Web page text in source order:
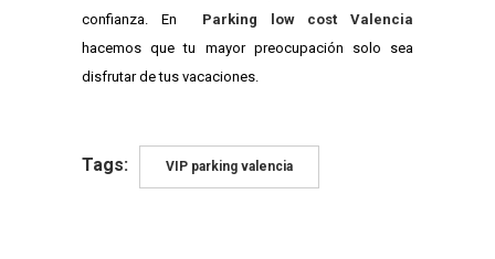
confianza. En
Parking low cost Valencia
hacemos que tu mayor preocupación solo sea
disfrutar de tus vacaciones.
Tags: VIP parking valencia